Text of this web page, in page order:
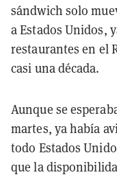
sándwich solo
a Estados Unidos,
restaurantes en el
casi una década.
Aunque se
martes, ya había
todo Estados
que la